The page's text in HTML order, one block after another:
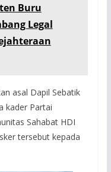
Buru
Legal
asal Dapil Sebatik
kader Partai
Sahabat HDI
tersebut kepada